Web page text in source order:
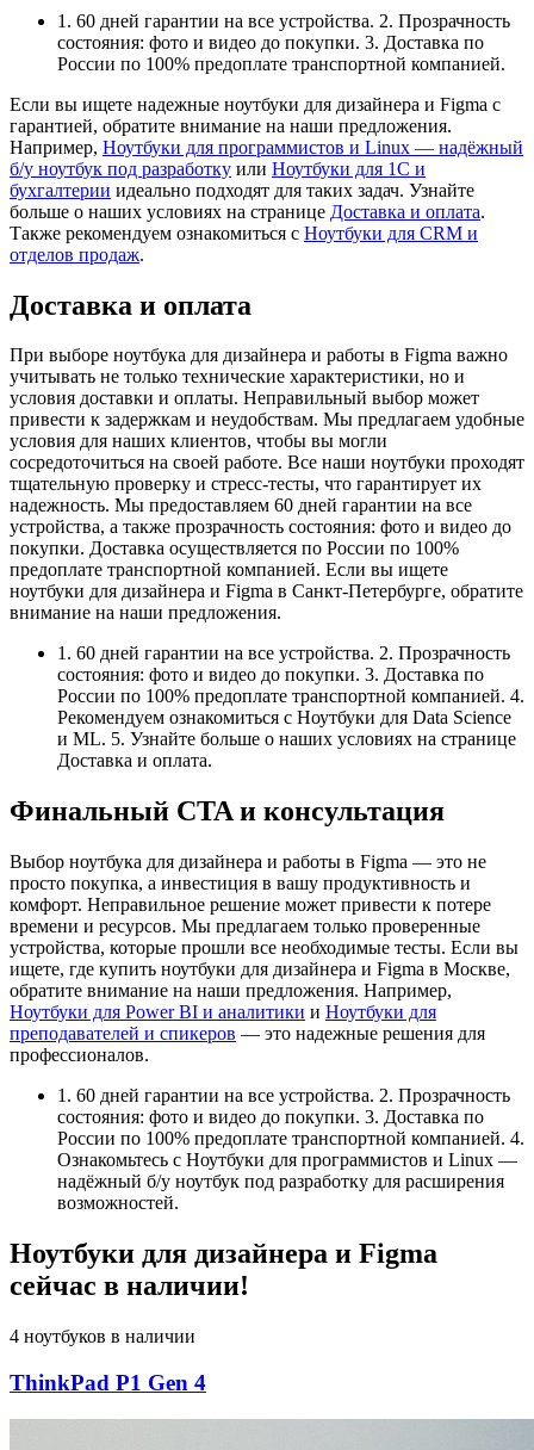
1. 60 дней гарантии на все устройства. 2. Прозрачность
состояния: фото и видео до покупки. 3. Доставка по
России по 100% предоплате транспортной компанией.
Если вы ищете надежные ноутбуки для дизайнера и Figma с
гарантией, обратите внимание на наши предложения.
Например, Ноутбуки для программистов и Linux — надёжный
б/у ноутбук под разработку или Ноутбуки для 1С и
бухгалтерии идеально подходят для таких задач. Узнайте
больше о наших условиях на странице Доставка и оплата.
Также рекомендуем ознакомиться с Ноутбуки для CRM и
отделов продаж.
Доставка и оплата
При выборе ноутбука для дизайнера и работы в Figma важно
учитывать не только технические характеристики, но и
условия доставки и оплаты. Неправильный выбор может
привести к задержкам и неудобствам. Мы предлагаем удобные
условия для наших клиентов, чтобы вы могли
сосредоточиться на своей работе. Все наши ноутбуки проходят
тщательную проверку и стресс-тесты, что гарантирует их
надежность. Мы предоставляем 60 дней гарантии на все
устройства, а также прозрачность состояния: фото и видео до
покупки. Доставка осуществляется по России по 100%
предоплате транспортной компанией. Если вы ищете
ноутбуки для дизайнера и Figma в Санкт-Петербурге, обратите
внимание на наши предложения.
1. 60 дней гарантии на все устройства. 2. Прозрачность
состояния: фото и видео до покупки. 3. Доставка по
России по 100% предоплате транспортной компанией. 4.
Рекомендуем ознакомиться с Ноутбуки для Data Science
и ML. 5. Узнайте больше о наших условиях на странице
Доставка и оплата.
Финальный CTA и консультация
Выбор ноутбука для дизайнера и работы в Figma — это не
просто покупка, а инвестиция в вашу продуктивность и
комфорт. Неправильное решение может привести к потере
времени и ресурсов. Мы предлагаем только проверенные
устройства, которые прошли все необходимые тесты. Если вы
ищете, где купить ноутбуки для дизайнера и Figma в Москве,
обратите внимание на наши предложения. Например,
Ноутбуки для Power BI и аналитики и Ноутбуки для
преподавателей и спикеров — это надежные решения для
профессионалов.
1. 60 дней гарантии на все устройства. 2. Прозрачность
состояния: фото и видео до покупки. 3. Доставка по
России по 100% предоплате транспортной компанией. 4.
Ознакомьтесь с Ноутбуки для программистов и Linux —
надёжный б/у ноутбук под разработку для расширения
возможностей.
Ноутбуки для дизайнера и Figma
сейчас в наличии!
4 ноутбуков в наличии
ThinkPad P1 Gen 4